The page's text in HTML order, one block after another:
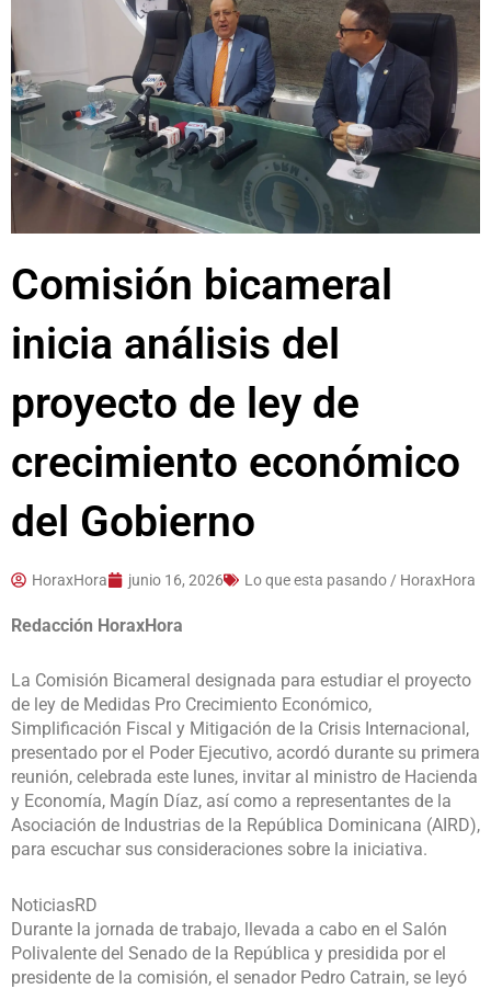
Comisión bicameral
inicia análisis del
proyecto de ley de
crecimiento económico
del Gobierno
HoraxHora junio 16, 2026 Lo que esta pasando / HoraxHora
Redacción HoraxHora
La Comisión Bicameral designada para estudiar el proyecto
de ley de Medidas Pro Crecimiento Económico,
Simplificación Fiscal y Mitigación de la Crisis Internacional,
presentado por el Poder Ejecutivo, acordó durante su primera
reunión, celebrada este lunes, invitar al ministro de Hacienda
y Economía, Magín Díaz, así como a representantes de la
Asociación de Industrias de la República Dominicana (AIRD),
para escuchar sus consideraciones sobre la iniciativa.
NoticiasRD
Durante la jornada de trabajo, llevada a cabo en el Salón
Polivalente del Senado de la República y presidida por el
presidente de la comisión, el senador Pedro Catrain, se leyó